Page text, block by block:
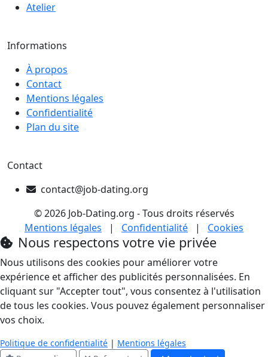
Atelier
Informations
À propos
Contact
Mentions légales
Confidentialité
Plan du site
Contact
contact@job-dating.org
© 2026 Job-Dating.org - Tous droits réservés
Mentions légales
| Confidentialité | Cookies
Nous respectons votre vie privée
Nous utilisons des cookies pour améliorer votre
expérience et afficher des publicités personnalisées. En
cliquant sur "Accepter tout", vous consentez à l'utilisation
de tous les cookies. Vous pouvez également personnaliser
vos choix.
Politique de confidentialité | Mentions légales